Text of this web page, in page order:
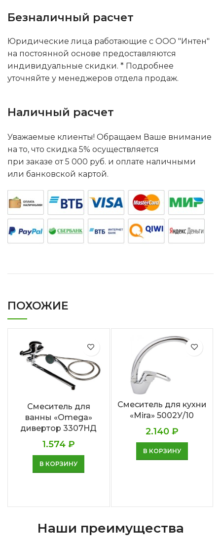
Безналичный расчет
Юридические лица работающие с ООО "Интен"
на постоянной основе предоставляются
индивидуальные скидки. * Подробнее
уточняйте у менеджеров отдела продаж.
Наличный расчет
Уважаемые клиенты! Обращаем Ваше внимание
на то, что скидка 5% осуществляется
при заказе от 5 000 руб. и оплате наличными
или банковской картой.
ПОХОЖИЕ
Смеситель для
ванны «Omega»
дивертор 3307НД
1.574 ₽
В КОРЗИНУ
Смеситель для кухни
«Mira» 5002У/10
2.140 ₽
В КОРЗИНУ
Наши преимущества